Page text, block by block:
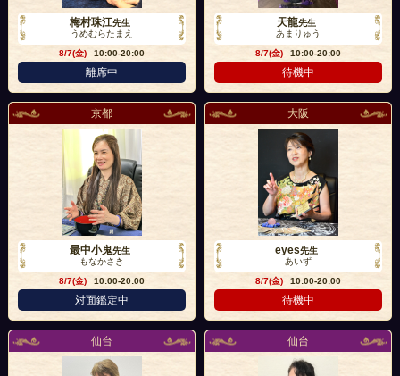
梅村珠江先生
うめむらたまえ
8/7(金)
10:00-20:00
離席中
天龍先生
あまりゅう
8/7(金)
10:00-20:00
待機中
京都
最中小鬼先生
もなかさき
8/7(金)
10:00-20:00
対面鑑定中
大阪
eyes先生
あいず
8/7(金)
10:00-20:00
待機中
仙台 仙台